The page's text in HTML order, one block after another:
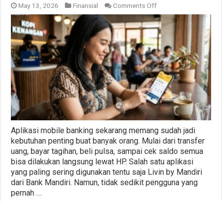
May 13, 2026 Finansial Comments Offon
Cara
Mengatasi
Livin
Mandiri
Tidak
Bisa
Login
Terbaru
Paling
Ampuh
Aplikasi mobile banking sekarang memang sudah jadi
kebutuhan penting buat banyak orang. Mulai dari transfer
uang, bayar tagihan, beli pulsa, sampai cek saldo semua
bisa dilakukan langsung lewat HP. Salah satu aplikasi
yang paling sering digunakan tentu saja Livin by Mandiri
dari Bank Mandiri. Namun, tidak sedikit pengguna yang
pernah …